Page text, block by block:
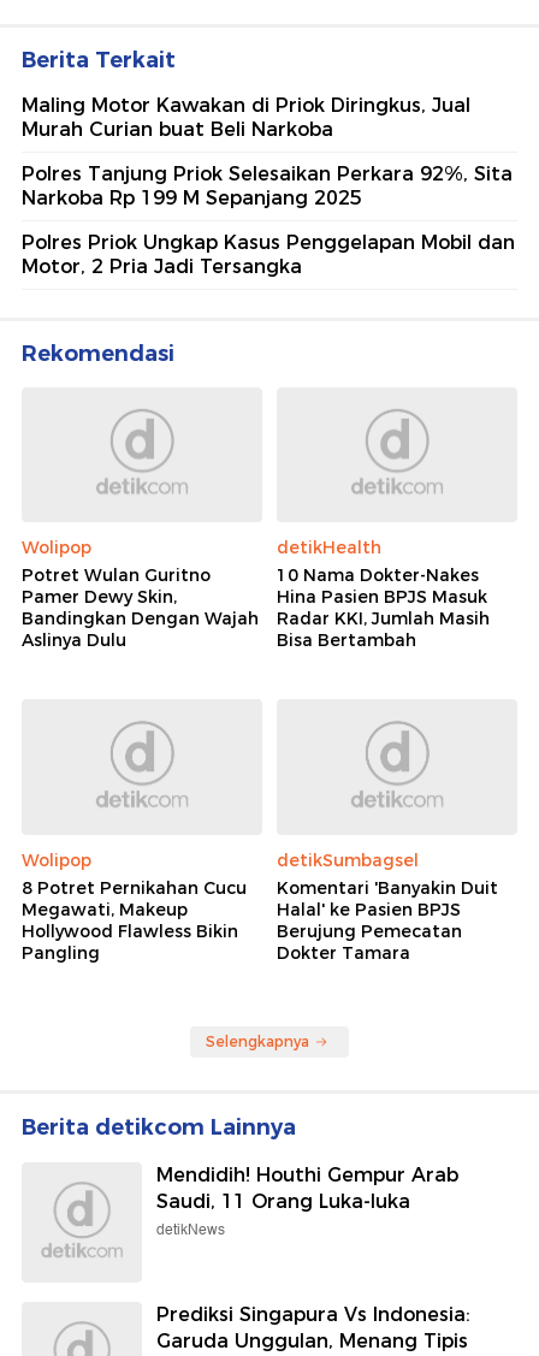
Berita Terkait
Maling Motor Kawakan di Priok Diringkus, Jual
Murah Curian buat Beli Narkoba
Polres Tanjung Priok Selesaikan Perkara 92%, Sita
Narkoba Rp 199 M Sepanjang 2025
Polres Priok Ungkap Kasus Penggelapan Mobil dan
Motor, 2 Pria Jadi Tersangka
Rekomendasi
Wolipop
Potret Wulan Guritno
Pamer Dewy Skin,
Bandingkan Dengan Wajah
Aslinya Dulu
detikHealth
10 Nama Dokter-Nakes
Hina Pasien BPJS Masuk
Radar KKI, Jumlah Masih
Bisa Bertambah
Wolipop
8 Potret Pernikahan Cucu
Megawati, Makeup
Hollywood Flawless Bikin
Pangling
detikSumbagsel
Komentari 'Banyakin Duit
Halal' ke Pasien BPJS
Berujung Pemecatan
Dokter Tamara
Selengkapnya
Berita detikcom Lainnya
Mendidih! Houthi Gempur Arab
Saudi, 11 Orang Luka-luka
detikNews
Prediksi Singapura Vs Indonesia:
Garuda Unggulan, Menang Tipis